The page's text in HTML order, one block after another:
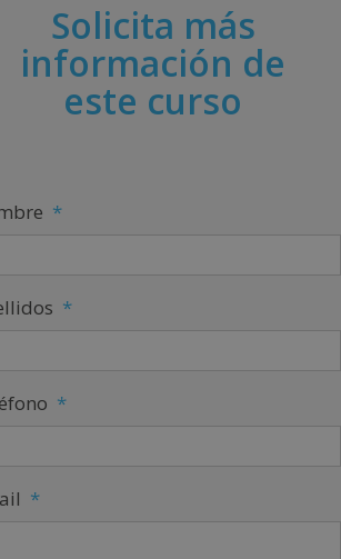
Solicita más
información de
este curso
*
*
*
*